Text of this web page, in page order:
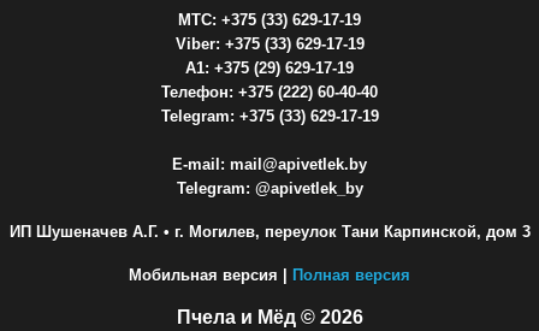
МТС: +375 (33) 629-17-19
Viber: +375 (33) 629-17-19
A1: +375 (29) 629-17-19
Телефон: +375 (222) 60-40-40
Telegram: +375 (33) 629-17-19
E-mail: mail@apivetlek.by
Telegram: @apivetlek_by
ИП Шушеначев А.Г. • г. Могилев, переулок Тани Карпинской, дом 3
Мобильная версия | Полная версия
Пчела и Мёд © 2026